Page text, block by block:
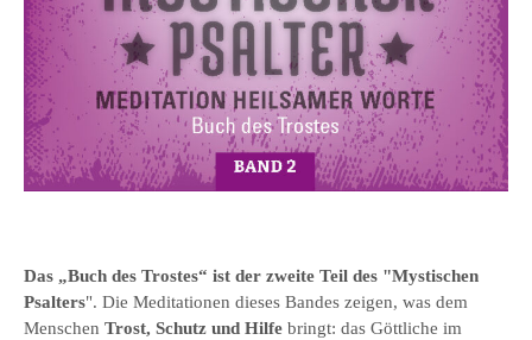
Das „Buch des Trostes“ ist der zweite Teil des "Mystischen
Psalters". Die Meditationen dieses Bandes zeigen, was dem
Menschen Trost, Schutz und Hilfe bringt: das Göttliche im